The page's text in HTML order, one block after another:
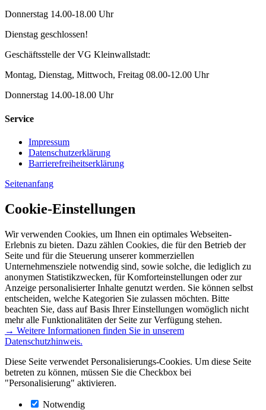
Donnerstag 14.00-18.00 Uhr
Dienstag geschlossen!
Geschäftsstelle der VG Kleinwallstadt:
Montag, Dienstag, Mittwoch, Freitag 08.00-12.00 Uhr
Donnerstag 14.00-18.00 Uhr
Service
Impressum
Datenschutzerklärung
Barrierefreiheitserklärung
Seitenanfang
Cookie-Einstellungen
Wir verwenden Cookies, um Ihnen ein optimales Webseiten-
Erlebnis zu bieten. Dazu zählen Cookies, die für den Betrieb der
Seite und für die Steuerung unserer kommerziellen
Unternehmensziele notwendig sind, sowie solche, die lediglich zu
anonymen Statistikzwecken, für Komforteinstellungen oder zur
Anzeige personalisierter Inhalte genutzt werden. Sie können selbst
entscheiden, welche Kategorien Sie zulassen möchten. Bitte
beachten Sie, dass auf Basis Ihrer Einstellungen womöglich nicht
mehr alle Funktionalitäten der Seite zur Verfügung stehen.
→ Weitere Informationen finden Sie in unserem
Datenschutzhinweis.
Diese Seite verwendet Personalisierungs-Cookies. Um diese Seite
betreten zu können, müssen Sie die Checkbox bei
"Personalisierung" aktivieren.
Notwendig